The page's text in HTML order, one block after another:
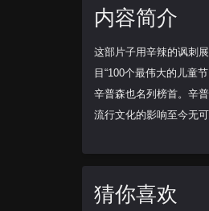
内容简介
这部片子用辛辣的讽刺
目“100个最伟大的儿童
辛普森也名列榜首。辛
流行文化的影响至今无
猜你喜欢